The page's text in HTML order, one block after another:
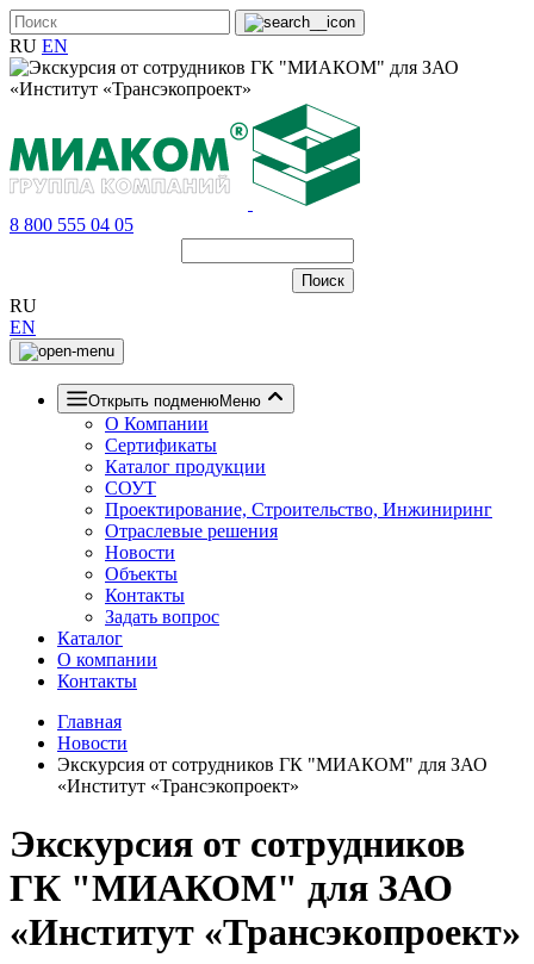
RU EN
8 800 555 04 05
RU
EN
Открыть подменюМеню
О Компании
Сертификаты
Каталог продукции
СОУТ
Проектирование, Строительство, Инжиниринг
Отраслевые решения
Новости
Объекты
Контакты
Задать вопрос
Каталог
О компании
Контакты
Главная
Новости
Экскурсия от сотрудников ГК "МИАКОМ" для ЗАО
«Институт «Трансэкопроект»
Экскурсия от сотрудников
ГК "МИАКОМ" для ЗАО
«Институт «Трансэкопроект»